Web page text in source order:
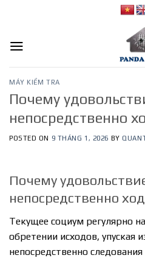
MÁY KIỂM TRA
Почему
непосредственно
POSTED ON 9 THÁNG 1, 2026 BY
Почему
непосредственно
Текущее социум регулярно
обретении исходов, упуская
непосредственно